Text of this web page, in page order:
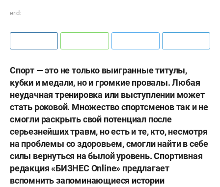
erid:
Спорт — это не только выигранные титулы,
кубки и медали, но и громкие провалы. Любая
неудачная тренировка или выступлении может
стать роковой. Множество спортсменов так и не
смогли раскрыть свой потенциал после
серьезнейших травм, но есть и те, кто, несмотря
на проблемы со здоровьем, смогли найти в себе
силы вернуться на былой уровень. Спортивная
редакция «БИЗНЕС Online» предлагает
вспомнить запоминающиеся истории